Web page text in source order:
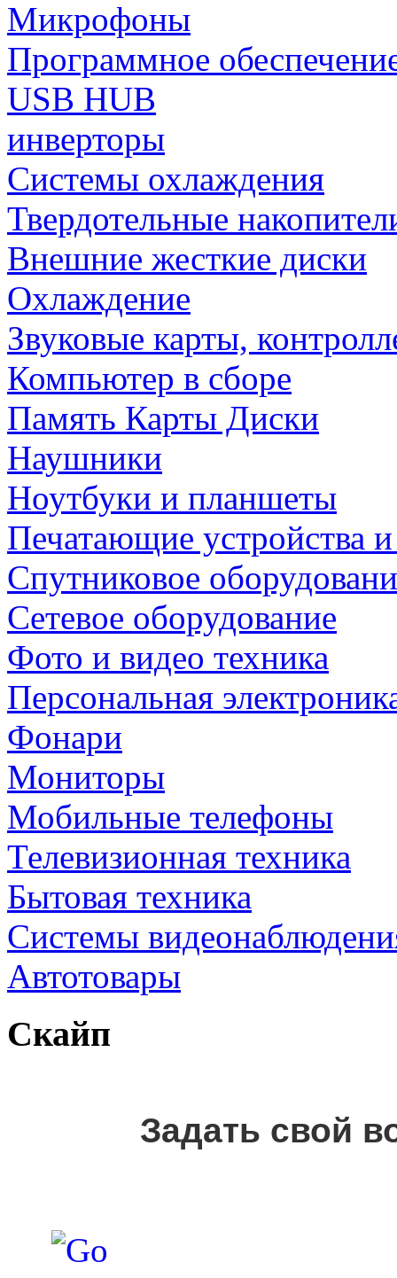
Микрофоны
Программное
USB HUB
инверторы
Системы охлаждения
Твердотельные
Внешние жесткие диски
Охлаждение
Звуковые карты,
Компьютер в сборе
Память Карты Диски
Наушники
Ноутбуки и планшеты
Печатающие устройства
Спутниковое
Сетевое оборудование
Фото и видео техника
Персональная
Фонари
Мониторы
Мобильные телефоны
Телевизионная техника
Бытовая техника
Cистемы
Автотовары
Скайп
Задать свой